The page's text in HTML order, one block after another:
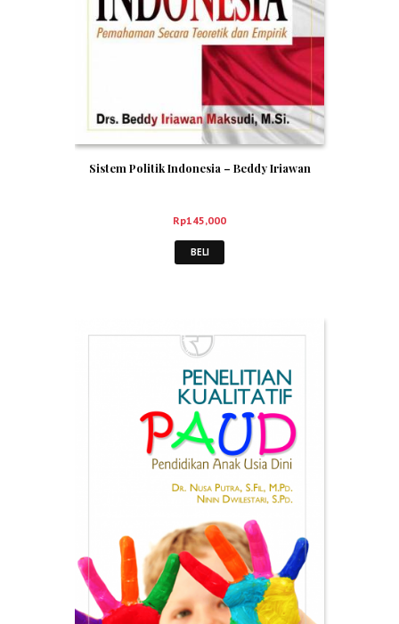
Sistem Politik Indonesia – Beddy Iriawan
Rp145,000
BELI